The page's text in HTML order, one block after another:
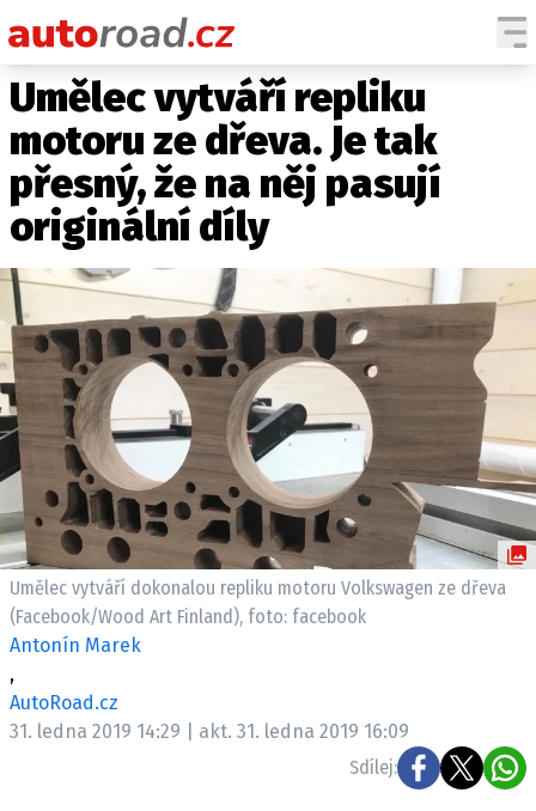
AUTA
TESTY AUT
NOVINKY
EKO
SPY
HISTORIE
ZAJÍMAVOSTI
TECHNIKA
EKONOMIKA
ČESKÝ TRH
TUNING
PROFI
ELEKTRO
NOVINKY ZE SVĚTA EV
RALLY
Umělec vytváří repliku
motoru ze dřeva. Je tak
přesný, že na něj pasují
originální díly
Umělec vytváří dokonalou repliku motoru Volkswagen ze dřeva
(Facebook/Wood Art Finland), foto: facebook
Antonín Marek
,
AutoRoad.cz
31. ledna 2019 14:29 | akt. 31. ledna 2019 16:09
Sdílej: